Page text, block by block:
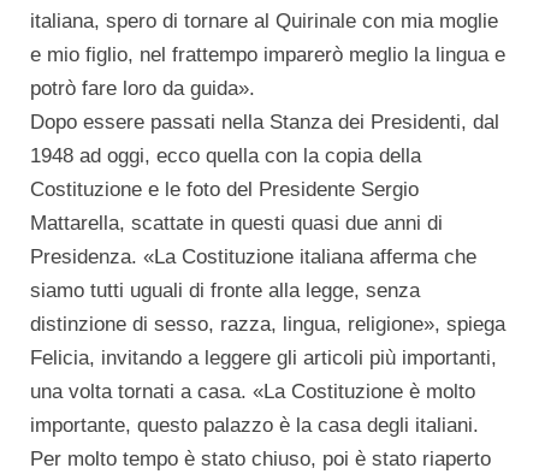
italiana, spero di tornare al Quirinale con mia moglie
e mio figlio, nel frattempo imparerò meglio la lingua e
potrò fare loro da guida».
Dopo essere passati nella Stanza dei Presidenti, dal
1948 ad oggi, ecco quella con la copia della
Costituzione e le foto del Presidente Sergio
Mattarella, scattate in questi quasi due anni di
Presidenza. «La Costituzione italiana afferma che
siamo tutti uguali di fronte alla legge, senza
distinzione di sesso, razza, lingua, religione», spiega
Felicia, invitando a leggere gli articoli più importanti,
una volta tornati a casa. «La Costituzione è molto
importante, questo palazzo è la casa degli italiani.
Per molto tempo è stato chiuso, poi è stato riaperto